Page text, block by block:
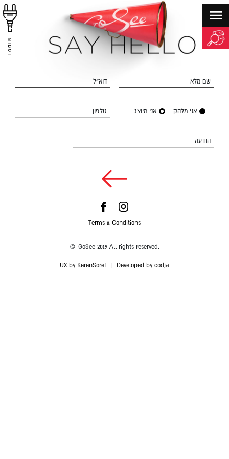
LOGIN
שם מלא דוא״ל
אני מלהק אני מיוצג טלפון
הודעה
Terms & Conditions
© GoSee 2019 All rights reserved.
UX by KerenSoref Developed by codja